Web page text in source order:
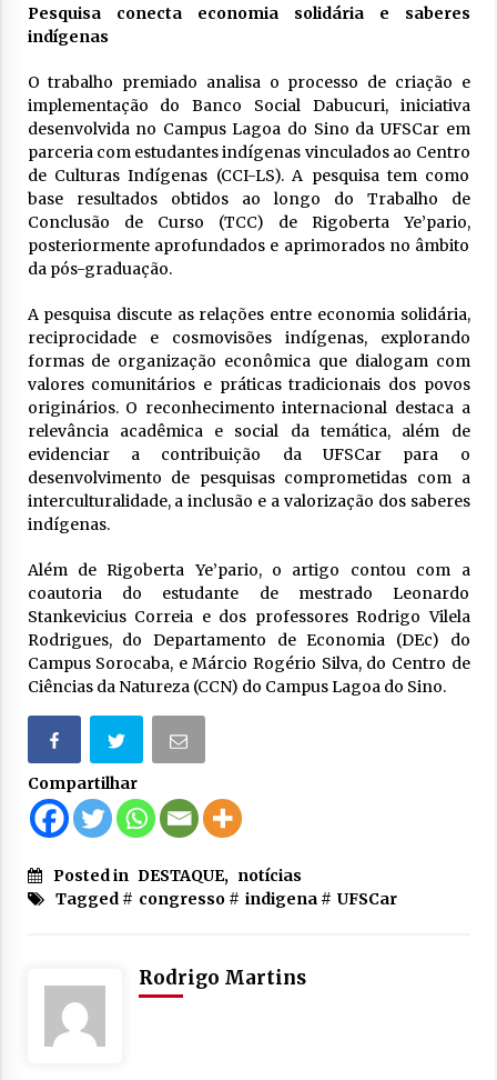
Pesquisa conecta economia solidária e saberes
indígenas
O trabalho premiado analisa o processo de criação e
implementação do Banco Social Dabucuri, iniciativa
desenvolvida no Campus Lagoa do Sino da UFSCar em
parceria com estudantes indígenas vinculados ao Centro
de Culturas Indígenas (CCI-LS). A pesquisa tem como
base resultados obtidos ao longo do Trabalho de
Conclusão de Curso (TCC) de Rigoberta Ye’pario,
posteriormente aprofundados e aprimorados no âmbito
da pós-graduação.
A pesquisa discute as relações entre economia solidária,
reciprocidade e cosmovisões indígenas, explorando
formas de organização econômica que dialogam com
valores comunitários e práticas tradicionais dos povos
originários. O reconhecimento internacional destaca a
relevância acadêmica e social da temática, além de
evidenciar a contribuição da UFSCar para o
desenvolvimento de pesquisas comprometidas com a
interculturalidade, a inclusão e a valorização dos saberes
indígenas.
Além de Rigoberta Ye’pario, o artigo contou com a
coautoria do estudante de mestrado Leonardo
Stankevicius Correia e dos professores Rodrigo Vilela
Rodrigues, do Departamento de Economia (DEc) do
Campus Sorocaba, e Márcio Rogério Silva, do Centro de
Ciências da Natureza (CCN) do Campus Lagoa do Sino.
Compartilhar
Posted in DESTAQUE, notícias
Tagged # congresso# indigena# UFSCar
Rodrigo Martins